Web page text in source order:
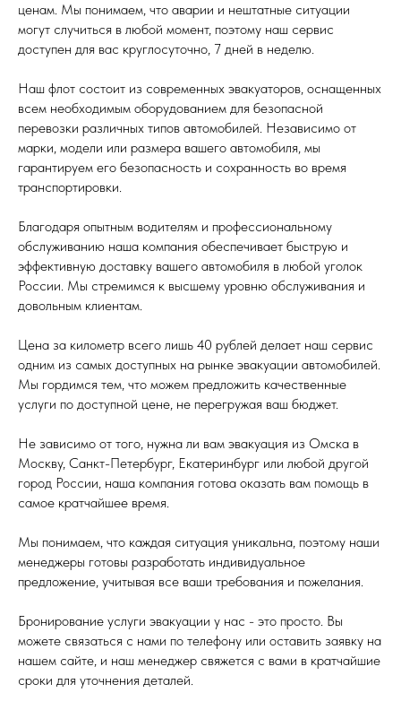
ценам. Мы понимаем, что аварии и нештатные ситуации
могут случиться в любой момент, поэтому наш сервис
доступен для вас круглосуточно, 7 дней в неделю.
Наш флот состоит из современных эвакуаторов, оснащенных
всем необходимым оборудованием для безопасной
перевозки различных типов автомобилей. Независимо от
марки, модели или размера вашего автомобиля, мы
гарантируем его безопасность и сохранность во время
транспортировки.
Благодаря опытным водителям и профессиональному
обслуживанию наша компания обеспечивает быструю и
эффективную доставку вашего автомобиля в любой уголок
России. Мы стремимся к высшему уровню обслуживания и
довольным клиентам.
Цена за километр всего лишь 40 рублей делает наш сервис
одним из самых доступных на рынке эвакуации автомобилей.
Мы гордимся тем, что можем предложить качественные
услуги по доступной цене, не перегружая ваш бюджет.
Не зависимо от того, нужна ли вам эвакуация из Омска в
Москву, Санкт-Петербург, Екатеринбург или любой другой
город России, наша компания готова оказать вам помощь в
самое кратчайшее время.
Мы понимаем, что каждая ситуация уникальна, поэтому наши
менеджеры готовы разработать индивидуальное
предложение, учитывая все ваши требования и пожелания.
Бронирование услуги эвакуации у нас - это просто. Вы
можете связаться с нами по телефону или оставить заявку на
нашем сайте, и наш менеджер свяжется с вами в кратчайшие
сроки для уточнения деталей.